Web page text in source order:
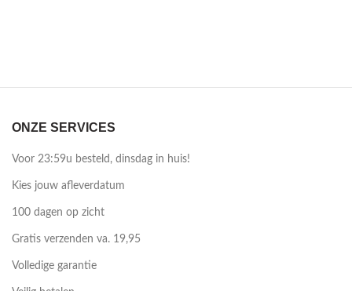
ONZE SERVICES
Voor 23:59u besteld, dinsdag in huis!
Kies jouw afleverdatum
100 dagen op zicht
Gratis verzenden va. 19,95
Volledige garantie